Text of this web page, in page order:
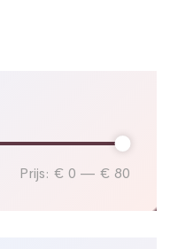
Prijs: € 0 — € 80